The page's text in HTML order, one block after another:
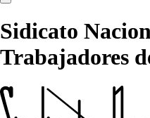
Sidicato
Trabajadores